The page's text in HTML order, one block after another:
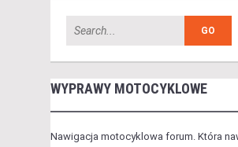
WYPRAWY MOTOCYKLOWE
Nawigacja motocyklowa forum. Która